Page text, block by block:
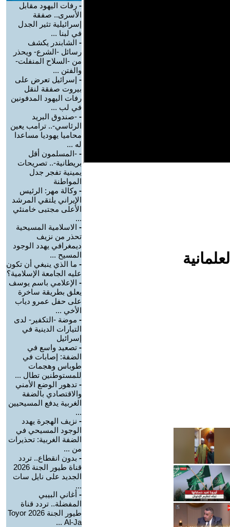
- رفات اليهود مقابل
الأسرى.. صفقة
إسرائيلية تثير الجدل
في لبنا ...
- الشابندر يكشف
رسائل -الشرع- ويحذر
من -السلاح المنفلت-
والفتن ...
- إسرائيل تعرض على
بيروت صفقة لنقل
رفات اليهود المدفونين
في لب ...
- -صندوق البريد
الرئاسي-.. ترامب يعين
محاميا يهوديا مساعدا
له ...
- -المسلمون أقل
بريطانية-.. تصريحات
يمينية تفجر جدل
المواطنة
- وكالة مهر: الرئيس
الإيراني يلتقي المرشد
الأعلى مجتبى خامنئي
...
- الاسلامية المسيحية
تحذر من نزيف
ديمغرافي يهدد الوجود
المسيح ...
- ما الذي ينبغي أن تكون
عليه الجامعة الإسلامية؟
- الإعلامي باسم يوسف
يعلق بطريقة ساخرة
على حفل عمرو دياب
الأخي ...
- موضة -التكفير- لدى
التيارات الدينية في
إسرائيل
- تصعيد واسع في
الضفة: إصابات في
طوباس وهجمات
للمستوطنين تطال ...
- تدهور الوضع الأمني
والاقتصادي بالضفة
الغربية يدفع المسيحيين
...
- نزيف الهجرة يهدد
الوجود المسيحي في
الضفة الغربية: تحذيرات
من ...
- بدون انقطاع.. تردد
قناة طيور الجنة 2026
الجديد على نايل سات
...
- أغاني البيبي
المفضلة.. تردد قناة
طيور الجنة 2026 Toyor
Al-Ja ...